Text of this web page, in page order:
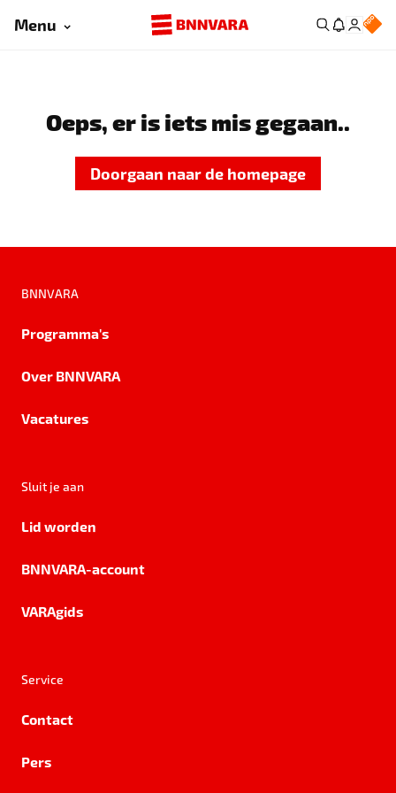
Menu
Oeps, er is iets mis gegaan..
Doorgaan naar de homepage
BNNVARA
Programma's
Over BNNVARA
Vacatures
Sluit je aan
Lid worden
BNNVARA-account
VARAgids
Service
Contact
Pers